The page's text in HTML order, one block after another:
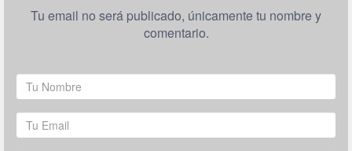
Tu email no será publicado, únicamente tu nombre y
comentario.